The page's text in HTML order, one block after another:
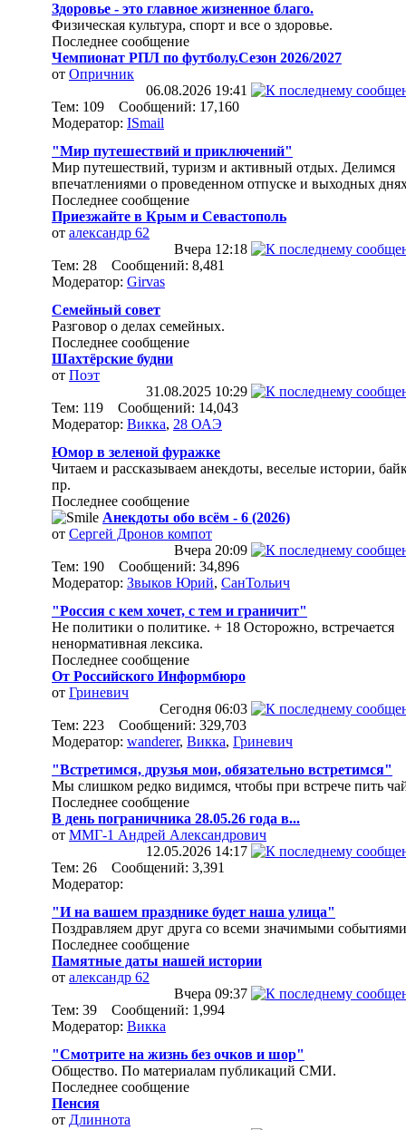
Здоровье - это главное жизненное благо.
Физическая культура, спорт и все о здоровье.
Последнее сообщение
Чемпионат РПЛ по футболу.Сезон 2026/2027
от Опричник
06.08.2026 19:41
Тем: 109 Сообщений: 17,160
Модератор: ISmail
"Мир путешествий и приключений"
Мир путешествий, туризм и активный отдых. Делимся
впечатлениями о проведенном отпуске и выходных
Последнее сообщение
Приезжайте в Крым и Севастополь
от александр 62
Вчера 12:18
Тем: 28 Сообщений: 8,481
Модератор: Girvas
Семейный совет
Разговор о делах семейных.
Последнее сообщение
Шахтёрские будни
от Поэт
31.08.2025 10:29
Тем: 119 Сообщений: 14,043
Модератор: Викка, 28 ОАЭ
Юмор в зеленой фуражке
Читаем и рассказываем анекдоты, веселые истории,
пр.
Последнее сообщение
Анекдоты обо всём - 6 (2026)
от Сергей Дронов компот
Вчера 20:09
Тем: 190 Сообщений: 34,896
Модератор: Звыков Юрий, СанТольич
"Россия с кем хочет, с тем и граничит"
Не политики о политике. + 18 Осторожно, встречается
ненормативная лексика.
Последнее сообщение
От Российского Информбюро
от Гриневич
Сегодня 06:03
Тем: 223 Сообщений: 329,703
Модератор: wanderer, Викка, Гриневич
"Встретимся, друзья мои, обязательно встретимся"
Мы слишком редко видимся, чтобы при встрече пить
Последнее сообщение
В день пограничника 28.05.26 года в...
от ММГ-1 Андрей Александрович
12.05.2026 14:17
Тем: 26 Сообщений: 3,391
Модератор:
"И на вашем празднике будет наша улица"
Поздравляем друг друга со всеми значимыми
Последнее сообщение
Памятные даты нашей истории
от александр 62
Вчера 09:37
Тем: 39 Сообщений: 1,994
Модератор: Викка
"Смотрите на жизнь без очков и шор"
Общество. По материалам публикаций СМИ.
Последнее сообщение
Пенсия
от Длиннота